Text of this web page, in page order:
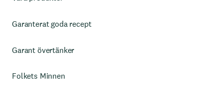
Garanterat goda recept
Garant övertänker
Folkets Minnen